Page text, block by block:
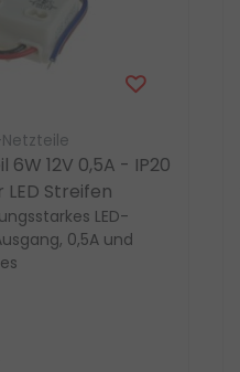
Netzteile
6W 12V 0,5A - IP20
Streifen
LED-
0,5A und